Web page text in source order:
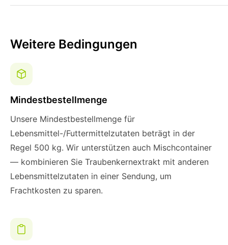
Weitere Bedingungen
Mindestbestellmenge
Unsere Mindestbestellmenge für
Lebensmittel-/Futtermittelzutaten beträgt in der
Regel 500 kg. Wir unterstützen auch Mischcontainer
— kombinieren Sie Traubenkernextrakt mit anderen
Lebensmittelzutaten in einer Sendung, um
Frachtkosten zu sparen.